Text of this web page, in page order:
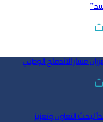
مسار الاندماج الوطني
لبحث التعاون وتعزيز